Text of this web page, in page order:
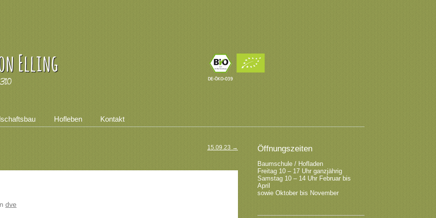
Hofleben Kontakt
15.09.23 →
dve
Öffnungszeiten
Baumschule / Hofladen
Freitag 10 – 17 Uhr ganzjährig
Samstag 10 – 14 Uhr Februar bis
April
sowie Oktober bis November